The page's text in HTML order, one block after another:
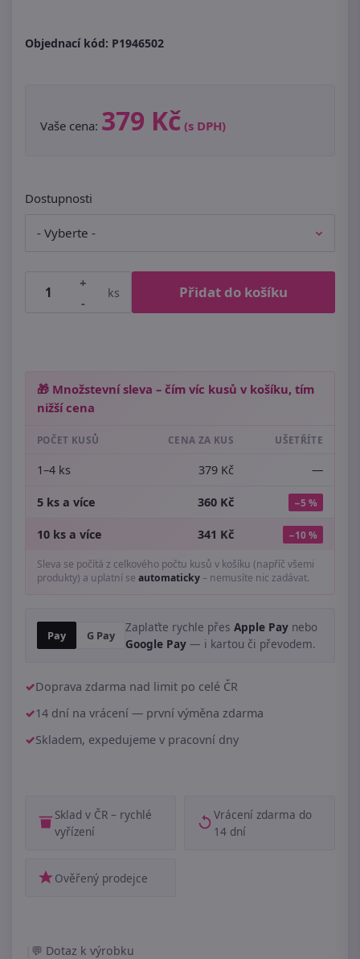
Objednací kód: P1946502
Vaše cena: 379 Kč (s DPH)
Dostupnosti
+
-
ks Přidat do košíku
🎁 Množstevní sleva – čím víc kusů v košíku, tím
nižší cena
POČET KUSŮ CENA ZA KUS UŠETŘÍTE
1–4 ks 379 Kč —
5 ks a více 360 Kč −5 %
10 ks a více 341 Kč −10 %
Sleva se počítá z celkového počtu kusů v košíku (napříč všemi
produkty) a uplatní se automaticky– nemusíte nic zadávat.
Pay G Pay
Zaplaťte rychle přes Apple Pay nebo
Google Pay — i kartou či převodem.
Doprava zdarma nad limit po celé ČR
14 dní na vrácení — první výměna zdarma
Skladem, expedujeme v pracovní dny
Sklad v ČR – rychlé
vyřízení
Vrácení zdarma do
14 dní
Ověřený prodejce
Dotaz k výrobku